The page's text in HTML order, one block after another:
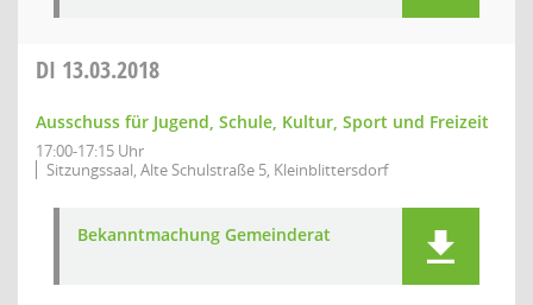
DI 13.03.2018
Ausschuss für Jugend, Schule, Kultur, Sport und Freizeit
17:00-17:15 Uhr
Sitzungssaal, Alte Schulstraße 5, Kleinblittersdorf
Bekanntmachung Gemeinderat